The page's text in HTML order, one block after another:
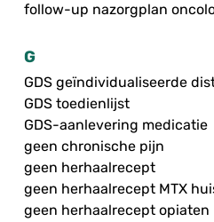
follow-up nazorgplan
G
GDS geïndividualiseerde
GDS toedienlijst
GDS-aanlevering medicatie
geen chronische pijn
geen herhaalrecept
geen herhaalrecept MTX
geen herhaalrecept opiaten